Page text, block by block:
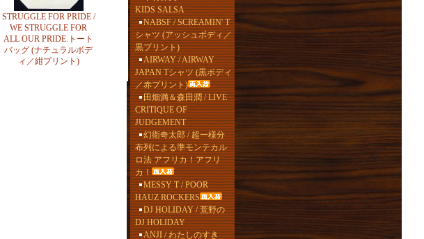
STRUGGLE FOR PRIDE /
WE STRUGGLE FOR
ALL OUR PRIDE.トート
バッグ (ナチュラルボデ
ィ／紺プリント)
KIDS SALSA
NABSF / SCREAMIN' T
シャツ (アッシュボディ／
黒プリント)
AIRWAY / AIRWAY
JAPAN Tシャツ (黒ボディ
／赤プリント)
田畑満＆森田潤 / LIVE
CRITIQUE OF
JUDGEMENT
幻衛奇太郎 / 超一様分
布列による準モンテカル
ロ法 アフリカ！アフリ
カ！
MESSY T / POOR
HAUZ ROCKERS
DJ HOLIDAY / 荒野の
DJ HOLIDAY
ANJI / わたしのすき